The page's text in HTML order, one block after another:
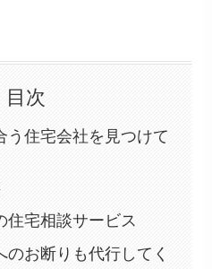
目次
う住宅会社を見つけて
住宅相談サービス
お断りも代行してく